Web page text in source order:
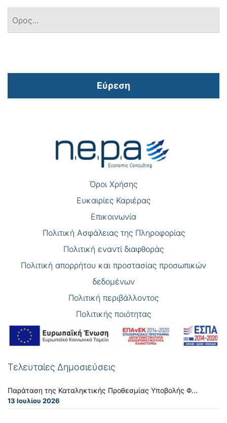
Εύρεση
άρθρων
Όροι Χρήσης
Eυκαιρίες Καριέρας
Επικοινωνία
Πολιτική Ασφάλειας της Πληροφορίας
Πολιτική εναντί διαφθοράς
Πολιτική απορρήτου και προστασίας προσωπικών
δεδομένων
Πολιτική περιβάλλοντος
Πολιτικής ποιότητας
Τελευταίες Δημοσιεύσεις
Παράταση της Καταληκτικής Προθεσμίας Υποβολής Φ...
13 Ιουλίου 2026